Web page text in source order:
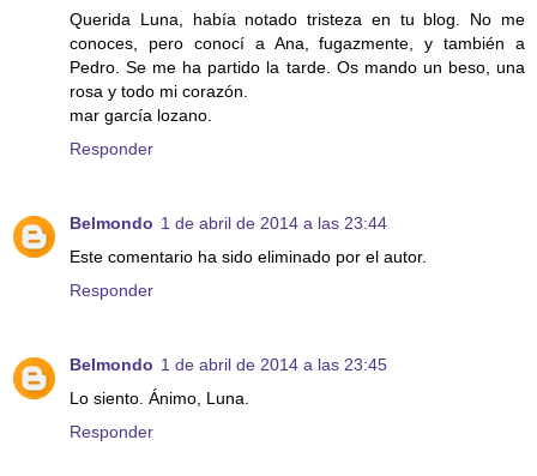
Querida Luna, había notado tristeza en tu blog. No me
conoces, pero conocí a Ana, fugazmente, y también a
Pedro. Se me ha partido la tarde. Os mando un beso, una
rosa y todo mi corazón.
mar garcía lozano.
Responder
Belmondo 1 de abril de 2014 a las 23:44
Este comentario ha sido eliminado por el autor.
Responder
Belmondo 1 de abril de 2014 a las 23:45
Lo siento. Ánimo, Luna.
Responder